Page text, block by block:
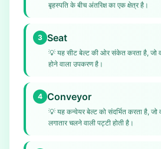
बृहस्पति के बीच अंतरिक्ष का एक क्षेत्र है।
3 Seat
💡 यह सीट बेल्ट की ओर संकेत करता है, जो
होने वाला उपकरण है।
4 Conveyor
💡 यह कन्वेयर बेल्ट को संदर्भित करता है,
लगातार चलने वाली पट्टी होती है।